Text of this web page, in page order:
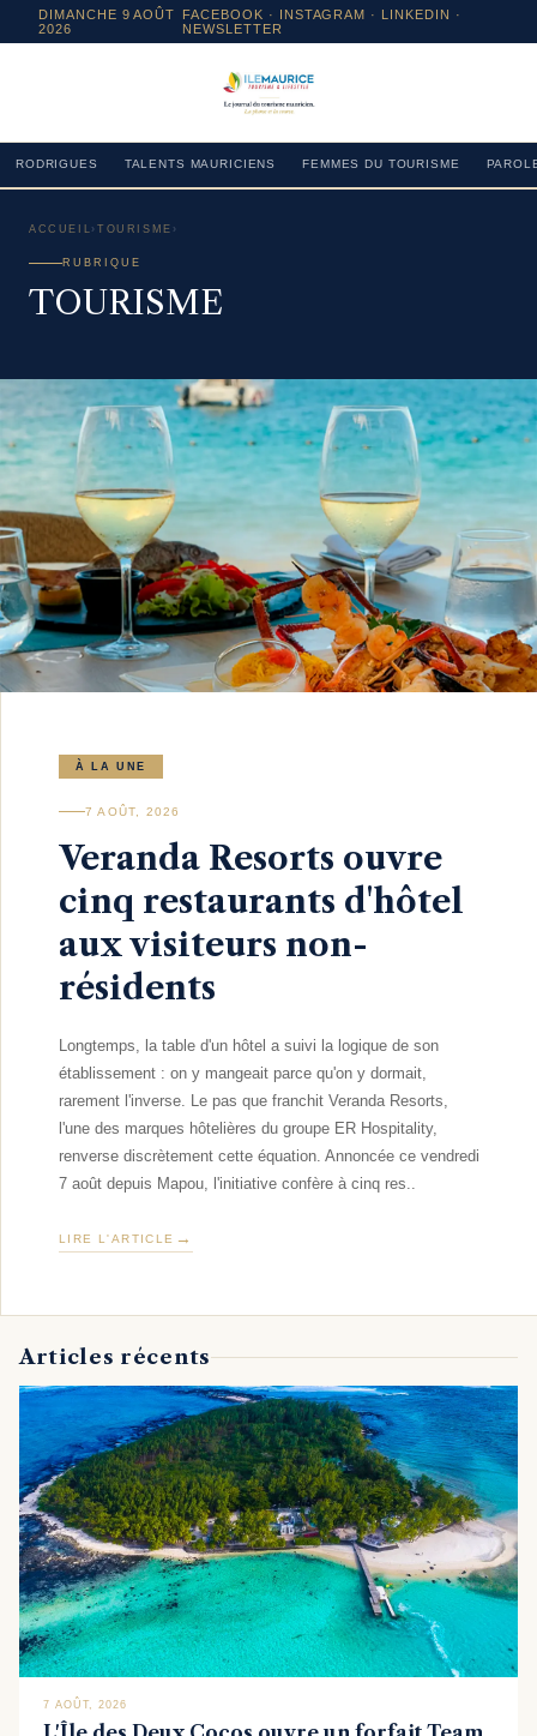
DIMANCHE 9 AOÛT
2026
FACEBOOK · INSTAGRAM · LINKEDIN ·
NEWSLETTER
RODRIGUES TALENTS MAURICIENS FEMMES DU TOURISME
ACCUEIL › TOURISME ›
RUBRIQUE
TOURISME
À LA UNE
7 AOÛT, 2026
Veranda Resorts ouvre
cinq restaurants d'hôtel
aux visiteurs non-
résidents
Longtemps, la table d'un hôtel a suivi la logique de son
établissement : on y mangeait parce qu'on y dormait,
rarement l'inverse. Le pas que franchit Veranda Resorts,
l'une des marques hôtelières du groupe ER Hospitality,
renverse discrètement cette équation. Annoncée ce vendredi
7 août depuis Mapou, l'initiative confère à cinq res..
LIRE L'ARTICLE
Articles récents
7 AOÛT, 2026